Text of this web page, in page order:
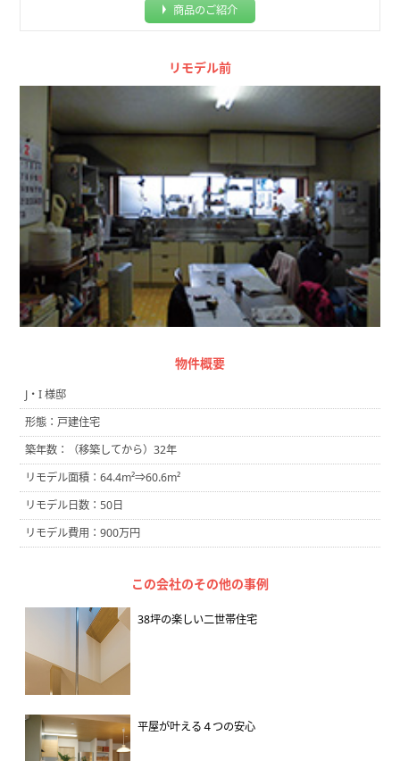
商品のご紹介
リモデル前
物件概要
J・I 様邸
形態：戸建住宅
築年数：（移築してから）32年
リモデル面積：64.4m²⇒60.6m²
リモデル日数：50日
リモデル費用：900万円
この会社のその他の事例
38坪の楽しい二世帯住宅
平屋が叶える４つの安心